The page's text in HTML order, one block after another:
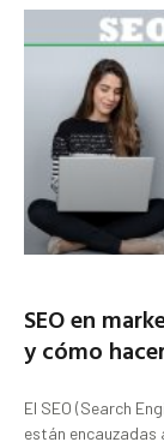
SEO en
y cómo
El SEO (Search
están encauzadas